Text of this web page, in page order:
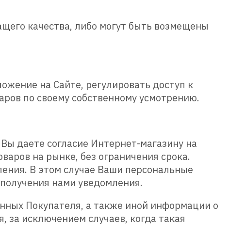
качества, либо могут быть возмещены
на Сайте, регулировать доступ к
по своему собственному усмотрению.
даете согласие Интернет-магазину на
на рынке, без ограничения срока.
В этом случае Ваши персональные
нами уведомления.
Покупателя, а также иной информации о
за исключением случаев, когда такая